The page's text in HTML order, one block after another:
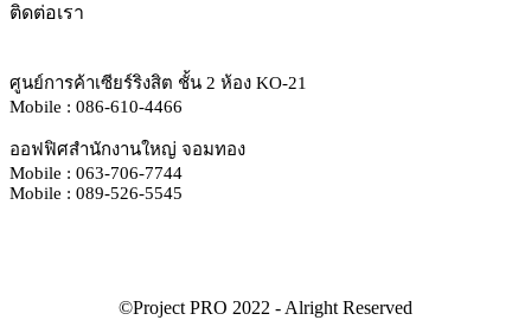
ติดต่อเรา
ศูนย์การค้าเซียร์ริงสิต ชั้น 2 ห้อง KO-21
Mobile : 086-610-4466
ออฟฟิศสำนักงานใหญ่ จอมทอง
Mobile : 063-706-7744
Mobile : 089-526-5545